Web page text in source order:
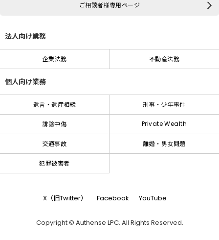
ご相談者様専用ページ
法人向け業務
企業法務 不動産法務
個人向け業務
遺言・遺産相続 刑事・少年事件
誹謗中傷 Private Wealth
交通事故 離婚・男女問題
犯罪被害者
X（旧Twitter） Facebook YouTube
Copyright © Authense LPC. All Rights Reserved.